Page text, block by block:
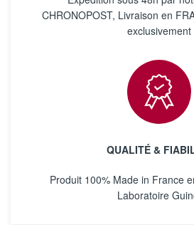
CHRONOPOST, Livraison en
exclusivement
QUALITÉ &
Produit 100% Made in France
Laboratoire